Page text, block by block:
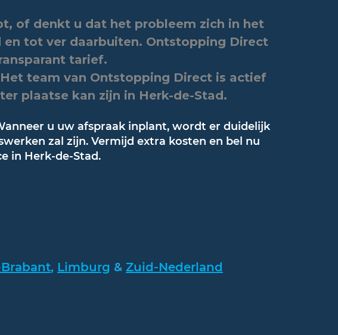
of denkt u dat het probleem zich in het
tot ver daarbuiten. Ontstopping Direct
tarief.
team van Ontstopping Direct is actief
plaatse kan zijn in Herk-de-Stad.
u uw afspraak inplant, wordt er duidelijk
zal zijn. Vermijd extra kosten en bel nu
in Herk-de-Stad.
, Limburg & Zuid-Nederland